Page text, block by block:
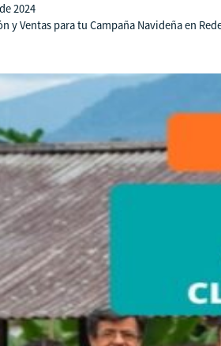
2024
y Ventas para tu Campaña Navideña en